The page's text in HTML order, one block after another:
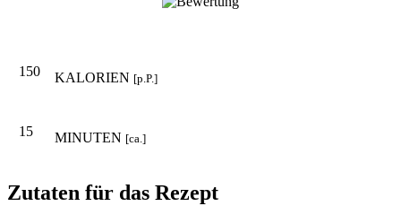
150 KALORIEN [p.P.]
15 MINUTEN [ca.]
Zutaten für das Rezept